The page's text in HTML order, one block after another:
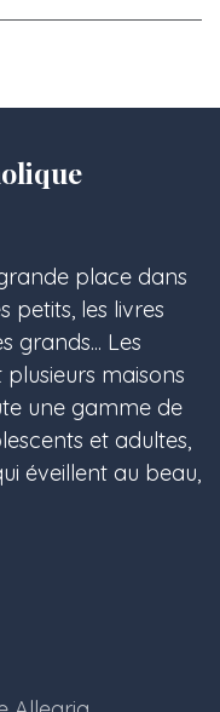
place dans
petits, les livres
grands... Les
maisons
une gamme de
et adultes,
éveillent au beau,